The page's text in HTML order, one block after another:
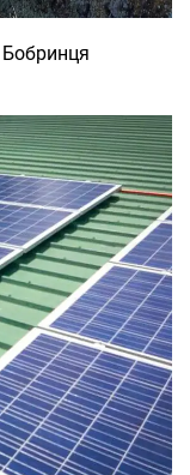
Бобринця